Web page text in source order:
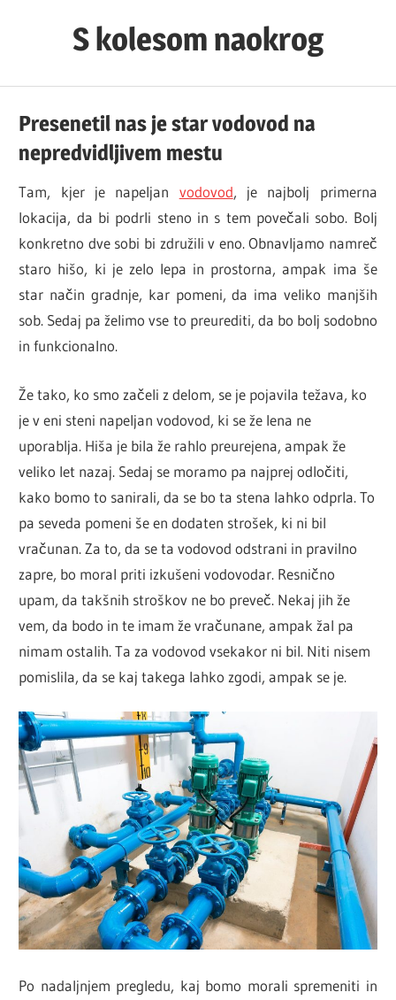
S kolesom naokrog
Presenetil nas je star vodovod na
nepredvidljivem mestu
Tam, kjer je napeljan vodovod, je najbolj primerna
lokacija, da bi podrli steno in s tem povečali sobo. Bolj
konkretno dve sobi bi združili v eno. Obnavljamo namreč
staro hišo, ki je zelo lepa in prostorna, ampak ima še
star način gradnje, kar pomeni, da ima veliko manjših
sob. Sedaj pa želimo vse to preurediti, da bo bolj sodobno
in funkcionalno.
Že tako, ko smo začeli z delom, se je pojavila težava, ko
je v eni steni napeljan vodovod, ki se že lena ne
uporablja. Hiša je bila že rahlo preurejena, ampak že
veliko let nazaj. Sedaj se moramo pa najprej odločiti,
kako bomo to sanirali, da se bo ta stena lahko odprla. To
pa seveda pomeni še en dodaten strošek, ki ni bil
vračunan. Za to, da se ta vodovod odstrani in pravilno
zapre, bo moral priti izkušeni vodovodar. Resnično
upam, da takšnih stroškov ne bo preveč. Nekaj jih že
vem, da bodo in te imam že vračunane, ampak žal pa
nimam ostalih. Ta za vodovod vsekakor ni bil. Niti nisem
pomislila, da se kaj takega lahko zgodi, ampak se je.
Po nadaljnjem pregledu, kaj bomo morali spremeniti in